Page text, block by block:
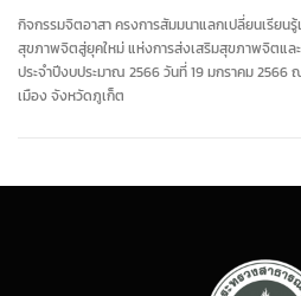
กิจกรรมจิตอาสา ครงการสัมมนาแลกเปลี่ยนเรี
สุขภาพจิตสู่ยุคใหม่ แห่งการส่งเสริมสุขภาพจิตแ
ประจำปีงบประมาณ 2566 วันที่ 19 มกราคม 2566
เมือง จังหวัดภูเก็ต